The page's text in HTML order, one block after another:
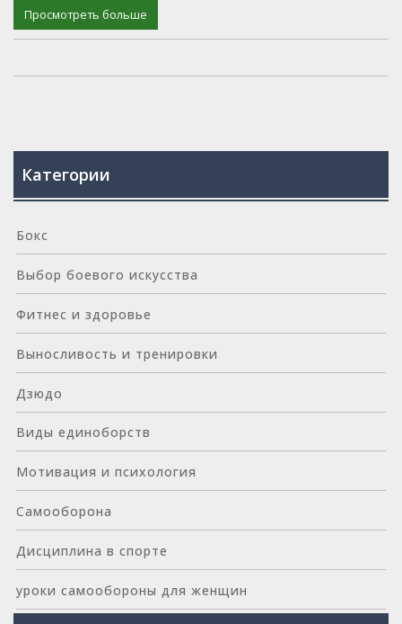
Просмотреть больше
Категории
Бокс
Выбор боевого искусства
Фитнес и здоровье
Выносливость и тренировки
Дзюдо
Виды единоборств
Мотивация и психология
Самооборона
Дисциплина в спорте
уроки самообороны для женщин